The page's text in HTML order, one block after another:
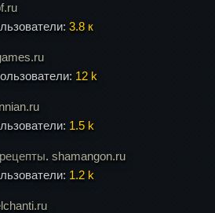
3.8 к
12 k
1.5 k
. shamangon.ru
1.2 k